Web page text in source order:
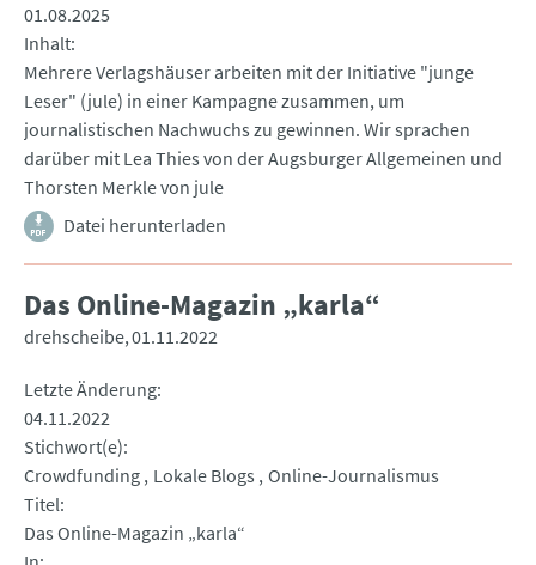
01.08.2025
Inhalt
Mehrere Verlagshäuser arbeiten mit der Initiative "junge
Leser" (jule) in einer Kampagne zusammen, um
journalistischen Nachwuchs zu gewinnen. Wir sprachen
darüber mit Lea Thies von der Augsburger Allgemeinen und
Thorsten Merkle von jule
Datei herunterladen
Das Online-Magazin „karla“
drehscheibe 01.11.2022
Letzte Änderung
04.11.2022
Stichwort(e)
Crowdfunding Lokale Blogs Online-Journalismus
Titel
Das Online-Magazin „karla“